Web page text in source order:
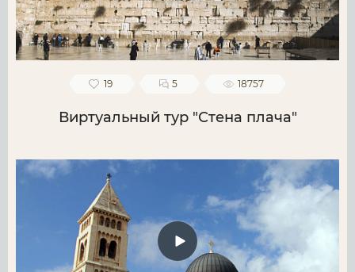
19 5 18757
Виртуальный тур "Стена плача"